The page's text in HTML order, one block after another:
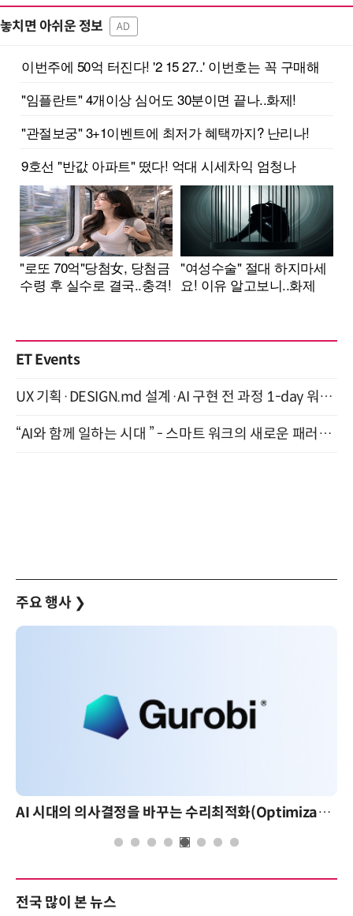
놓치면 아쉬운 정보 AD
ET Events
UX 기획·DESIGN.md 설계·AI 구현 전 과정 1-day 워크숍 with Claude Code·Codex 9월 15일 개최
“AI와 함께 일하는 시대 ” - 스마트 워크의 새로운 패러다임 (9/11)
주요 행사 ❯
AI 시대의 의사결정을 바꾸는 수리최적화(Optimization): 실제 산업 적용 사례와 활용 전략
전국 많이 본 뉴스